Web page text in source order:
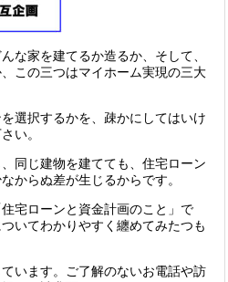
な家を建てるか造るか、そして、
この三つはマイホーム実現の三大
選択するかを、疎かにしてはいけ
い。
同じ建物を建てても、住宅ローン
からぬ差が生じるからです。
宅ローンと資金計画のこと」で
いてわかりやすく纏めてみたつも
います。ご了解のないお電話や訪